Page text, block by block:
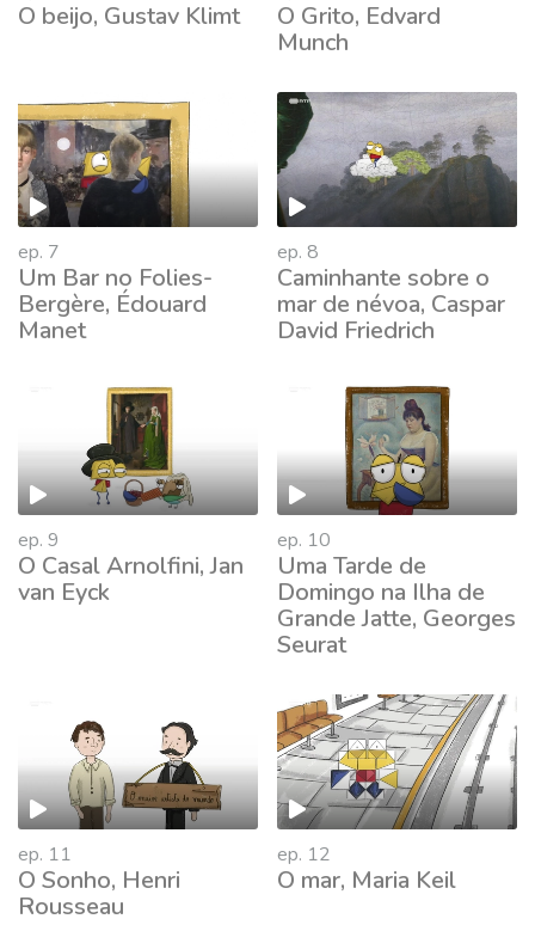
O beijo, Gustav Klimt
O Grito, Edvard
Munch
ep. 7
Um Bar no Folies-
Bergère, Édouard
Manet
ep. 8
Caminhante sobre o
mar de névoa, Caspar
David Friedrich
ep. 9
O Casal Arnolfini, Jan
van Eyck
ep. 10
Uma Tarde de
Domingo na Ilha de
Grande Jatte, Georges
Seurat
ep. 11
O Sonho, Henri
Rousseau
ep. 12
O mar, Maria Keil